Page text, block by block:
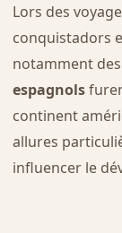
Lors des
conquistadors
notamment
espagnols
continent
allures
influencer le